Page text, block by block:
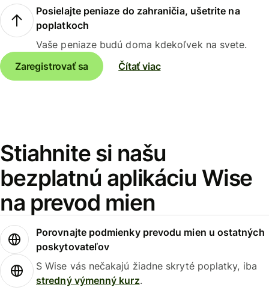
Posielajte peniaze do zahraničia, ušetrite na
poplatkoch
Vaše peniaze budú doma kdekoľvek na svete.
Zaregistrovať sa
Čítať viac
Stiahnite si našu
bezplatnú aplikáciu Wise
na prevod mien
Porovnajte podmienky prevodu mien u ostatných
poskytovateľov
S Wise vás nečakajú žiadne skryté poplatky, iba
stredný výmenný kurz.